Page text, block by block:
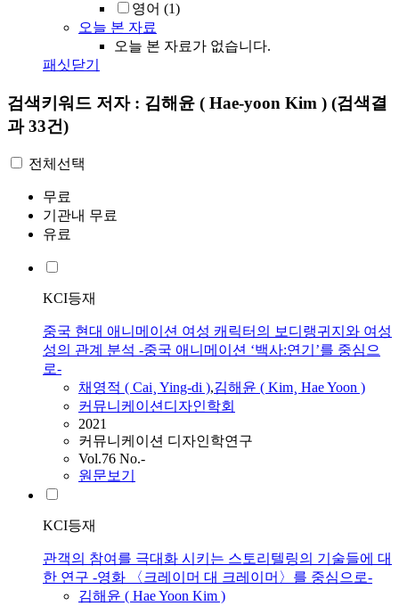
영어 (1)
오늘 본 자료
오늘 본 자료가 없습니다.
패싯닫기
검색키워드 저자 : 김해윤 ( Hae-yoon Kim ) (검색결
과 33건)
전체선택
무료
기관내 무료
유료
KCI등재
중국 현대 애니메이션 여성 캐릭터의 보디랭귀지와 여성
성의 관계 분석 -중국 애니메이션 ‘백사:연기’를 중심으
로-
채영적 ( Cai¸ Ying-di ),김해윤 ( Kim¸ HaeYoon )
커뮤니케이션디자인학회
2021
커뮤니케이션 디자인학연구
Vol.76 No.-
원문보기
KCI등재
관객의 참여를 극대화 시키는 스토리텔링의 기술들에 대
한 연구 -영화 〈크레이머 대 크레이머〉를 중심으로-
김해윤 ( HaeYoon Kim )